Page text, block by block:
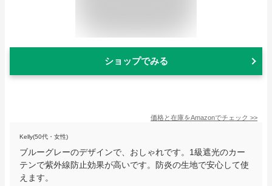
ショップでみる
価格と在庫をAmazonでチェック >>
Kelly(50代・女性)
ブルーグレーのデザインで、おしゃれです。1級遮光のカー
テンで紫外線防止効果が高いです。防炎の生地で安心して使
えます。